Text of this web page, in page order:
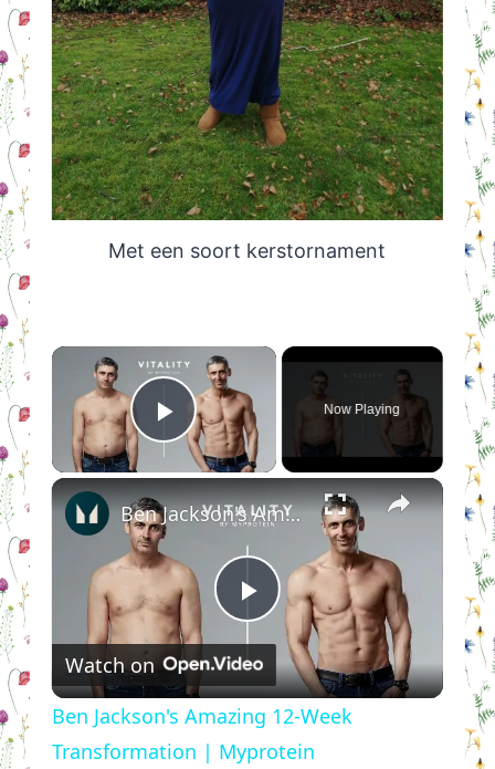
Met een soort kerstornament
×
Play Video
Now Playing
×
Play
Video
Ben Jackson's Amazing 12-Week Transformation | Myprotein
Watch on
Ben Jackson's Amazing 12-Week
Transformation | Myprotein